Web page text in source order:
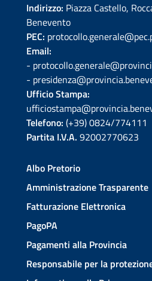
Indirizzo: Piazza Castello,
Benevento
PEC:
Email:
-
-
Ufficio Stampa:
Telefono: (+39) 0824/774111
Partita I.V.A. 92002770623
Albo Pretorio
Amministrazione Trasparente
Fatturazione Elettronica
PagoPA
Pagamenti alla Provincia
Responsabile per la